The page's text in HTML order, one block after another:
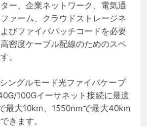
ー、企業ネットワーク、電気通
ァーム、クラウドストレージネ
びファイバパッチコードを必要
密度ケーブル配線のためのスペ
。
ングルモード光ファイバケーブ
100Gイーサネット接続に最適
最大10km、1550nmで最大40km
きます。